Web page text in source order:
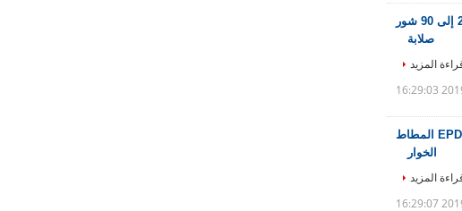
السيارات المطاط الغبار التمهيد إبدم المطاط الخوار التمهيد 20 إلى 90 شور
صلابة
المزيد
2019-
الفرامل الرئيسية اسطوانة المطاط الغبار التمهيد الأسود EPDM المطاط
الخوار
المزيد
2019-